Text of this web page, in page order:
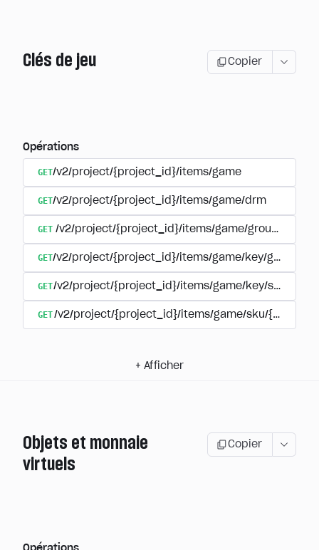
Clés de jeu Copier
Opérations
GET/v2/project/{project_id}/items/game
GET/v2/project/{project_id}/items/game/drm
GET /v2/project/{project_id}/items/game/group/
GET/v2/project/{project_id}/items/game/key/group/
GET/v2/project/{project_id}/items/game/key/sku/
GET/v2/project/{project_id}/items/game/sku/
+ Afficher
Objets et monnaie
virtuels
Copier